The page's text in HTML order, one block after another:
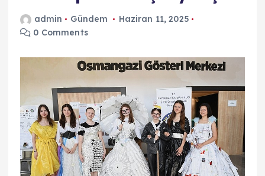
admin Gündem
Haziran 11, 2025
0 Comments